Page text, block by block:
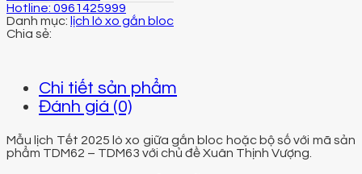
Hotline: 0961425999
Danh mục: lịch lò xo gắn bloc
Chi tiết sản phẩm
Đánh giá (0)
Mẫu lịch Tết 2025 lò xo giữa gắn bloc hoặc bộ số với mã sản
phẩm TDM62 – TDM63 với chủ đề Xuân Thịnh Vượng.